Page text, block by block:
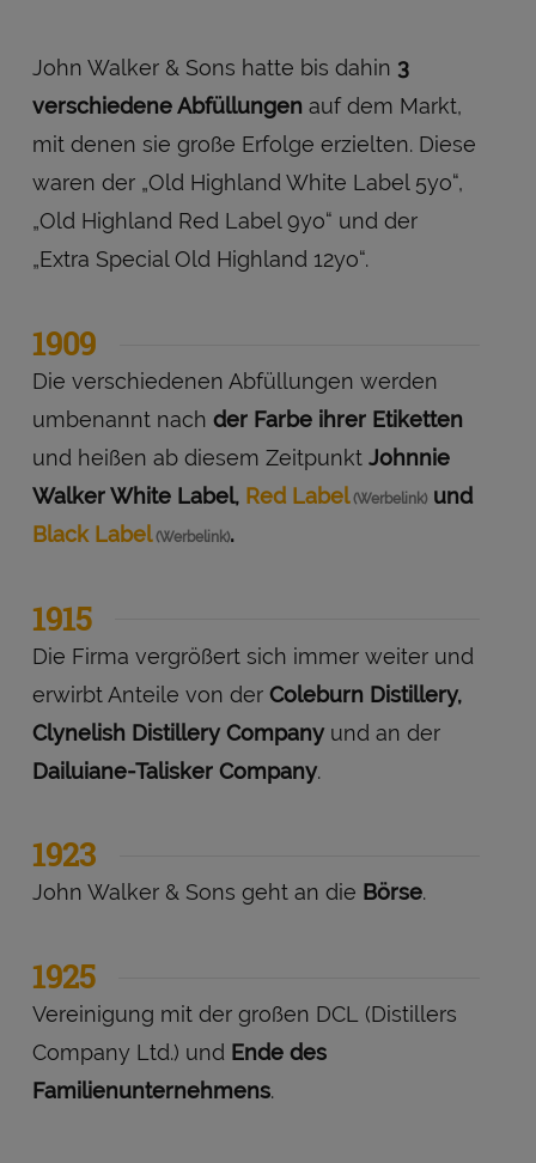
John Walker & Sons hatte bis dahin 3
verschiedene Abfüllungen auf dem Markt,
mit denen sie große Erfolge erzielten. Diese
waren der „Old Highland White Label 5yo“,
„Old Highland Red Label 9yo“ und der
„Extra Special Old Highland 12yo“.
1909
Die verschiedenen Abfüllungen werden
umbenannt nach der Farbe ihrer Etiketten
und heißen ab diesem Zeitpunkt Johnnie
Walker White Label, Red Label
und
Black Label
.
1915
Die Firma vergrößert sich immer weiter und
erwirbt Anteile von der Coleburn Distillery,
Clynelish Distillery Companyund an der
Dailuiane-Talisker Company.
1923
John Walker & Sons geht an die Börse.
1925
Vereinigung mit der großen DCL (Distillers
Company Ltd.) und Ende des
Familienunternehmens.